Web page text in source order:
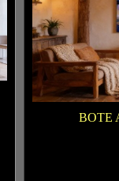
BOTE